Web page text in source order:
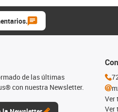
de las últimas
con nuestra Newsletter.
Ver
Ver